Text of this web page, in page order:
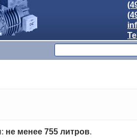
не менее 755 литров.